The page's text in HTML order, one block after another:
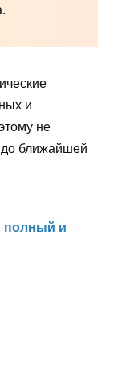
и
не
до ближайшей
полный и